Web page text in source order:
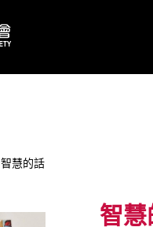
智慧的話
智慧